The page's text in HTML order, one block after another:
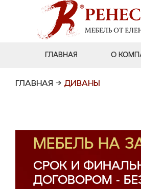
ГЛАВНАЯ О
ГЛАВНАЯ → ДИВАНЫ
МЕБЕЛЬ НА
СРОК И
ДОГОВОРОМ -